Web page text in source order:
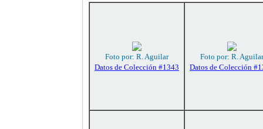
Foto por: R. Aguilar
Datos de Colección #1343
Foto por: R. Aguilar
Datos de Colección